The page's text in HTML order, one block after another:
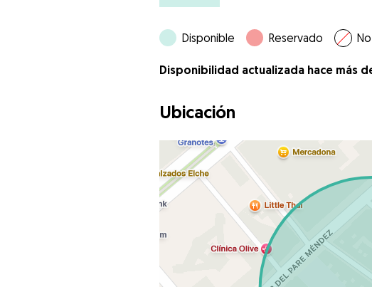
Disponible Reservado
Disponibilidad actualizada hace más
Ubicación